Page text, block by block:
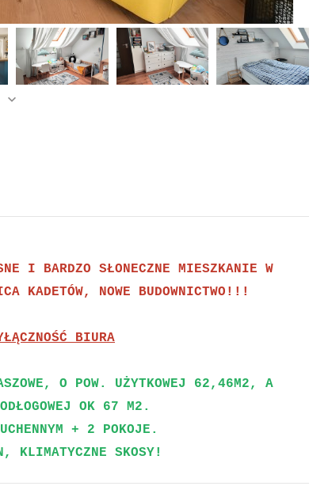
I BARDZO SŁONECZNE MIESZKANIE W
KADETÓW, NOWE BUDOWNICTWO!!!
BIURA
O POW. UŻYTKOWEJ 62,46M2, A
OK 67 M2.
+ 2 POKOJE.
SKOSY!